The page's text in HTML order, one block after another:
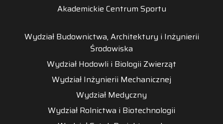
Akademickie Centrum Sportu
Wydział Budownictwa, Architektury i Inżynierii
Środowiska
Wydział Hodowli i Biologii Zwierząt
Wydział Inżynierii Mechanicznej
Wydział Medyczny
Wydział Rolnictwa i Biotechnologii